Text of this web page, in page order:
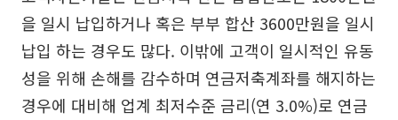
을 일시 납입하거나 혹은 부부 합산 3600만원을 일시
납입 하는 경우도 많다. 이밖에 고객이 일시적인 유동
성을 위해 손해를 감수하며 연금저축계좌를 해지하는
경우에 대비해 업계 최저수준 금리(연 3.0%)로 연금